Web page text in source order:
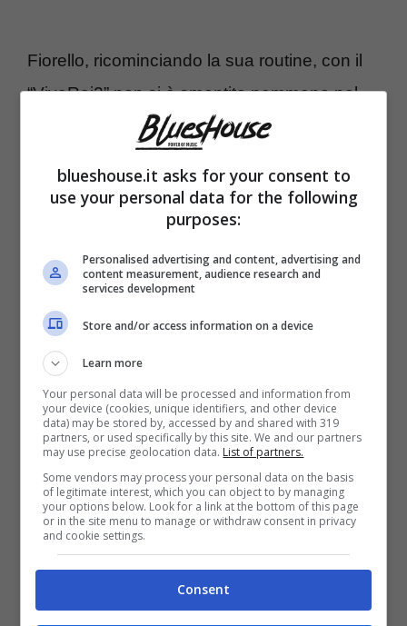
Fiorello, ricominciando la sua routine, con il
“VivaRai2” non si è smentito nemmeno nel
lunedì post Festival. Questa mattina, infatti,
La destinataria èAntonella Clerici che si è
complimentata con lui per la sua vitalità dopo
tutti questi giorni di grande lavoro. “Abbiamo
riso e scherzato sul fatto che una donna alla
conduzione non si veda ormai dalla tua
ultima conduzione”
Clerici ha spiegato che era la 60esima
edizione e dunque sono passati ben 14 anni.
Ecco allora che lo show man ha preso la
balla al balzo per chiederle:“Ma senti te, lo
faresti?”. “Con un amico come te sì”
risposta immediata della conduttrice. Pronta
la controrisposta di Fiorello che ha lanciato la
blueshouse.it asks for your consent to
use your personal data for the following
purposes:
Personalised advertising and content, advertising and
content measurement, audience research and
services development
Store and/or access information on a device
Learn more
Your personal data will be processed and information from
your device (cookies, unique identifiers, and other device
data) may be stored by, accessed by and shared with 319
partners, or used specifically by this site. We and our partners
may use precise geolocation data. List of partners.
Some vendors may process your personal data on the basis
of legitimate interest, which you can object to by managing
your options below. Look for a link at the bottom of this page
or in the site menu to manage or withdraw consent in privacy
and cookie settings.
Consent